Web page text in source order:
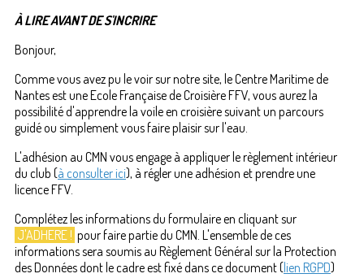
À LIRE AVANT DE S'INCRIRE
Bonjour,
Comme vous avez pu le voir sur notre site, le Centre Maritime de
Nantes est une Ecole Française de Croisière FFV, vous aurez la
possibilité d'apprendre la voile en croisière suivant un parcours
guidé ou simplement vous faire plaisir sur l'eau.
L'adhésion au CMN vous engage à appliquer le règlement intérieur
du club (à consulter ici), à régler une adhésion et prendre une
licence FFV.
Complétez les informations du formulaire en cliquant sur
J'ADHERE ! pour faire partie du CMN. L'ensemble de ces
informations sera soumis au Règlement Général sur la Protection
des Données dont le cadre est fixé dans ce document ( lien RGPD)